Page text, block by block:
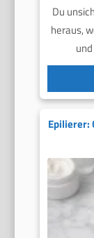
Du
heraus,
Epilierer: